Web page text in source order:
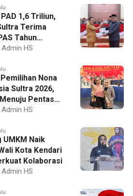
1,6 Triliun,
Terima
Tahun
2027
Admin HS
Nona
Sultra 2026,
Pentas
Admin HS
UMKM Naik
Kota Kendari
Kolaborasi
Admin HS